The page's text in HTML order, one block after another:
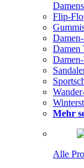
Flip-
Damen
Mehr
Alle